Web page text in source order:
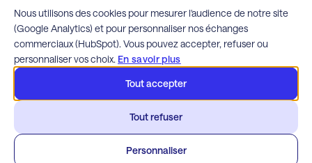
Mentions légales
Politique de confidentialité
Espace client Alfons
Nous utilisons des cookies pour mesurer l'audience de notre site
(Google Analytics) et pour personnaliser nos échanges
commerciaux (HubSpot). Vous pouvez accepter, refuser ou
personnaliser vos choix. En savoir plus
Tout accepter
Tout refuser
Personnaliser